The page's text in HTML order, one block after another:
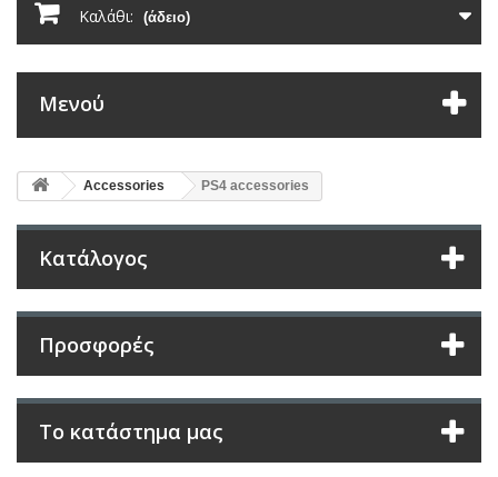
Καλάθι: (άδειο)
Μενού
Accessories PS4 accessories
Κατάλογος
Προσφορές
Το κατάστημα μας